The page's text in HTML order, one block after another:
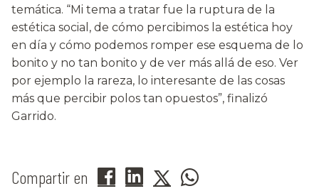
temática. “Mi tema a tratar fue la ruptura de la
estética social, de cómo percibimos la estética hoy
en día y cómo podemos romper ese esquema de lo
bonito y no tan bonito y de ver más allá de eso. Ver
por ejemplo la rareza, lo interesante de las cosas
más que percibir polos tan opuestos”, finalizó
Garrido.
Compartir en